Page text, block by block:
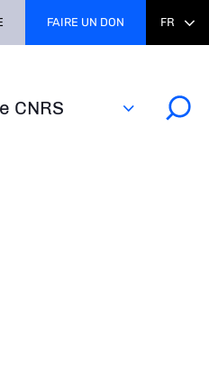
CNRS
FAIRE UN DON FR